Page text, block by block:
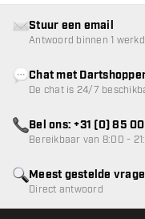
Meest gestelde
Direct antwoord
Stuur een email
Antwoord binnen 1
Chat met
De chat is 24/7
Bel ons: +31 (0) 85
Bereikbaar van 8:00 -